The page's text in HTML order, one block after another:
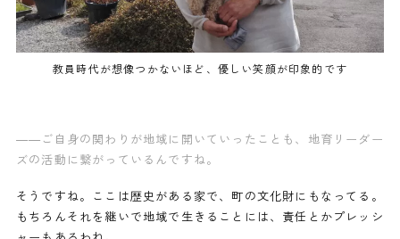
教員時代が想像つかないほど、優しい笑顔が印象的です
——ご自身の関わりが地域に開いていったことも、地育リーダー
ズの活動に繋がっているんですね。
そうですね。ここは歴史がある家で、町の文化財にもなってる。
もちろんそれを継いで地域で生きることには、責任とかプレッシ